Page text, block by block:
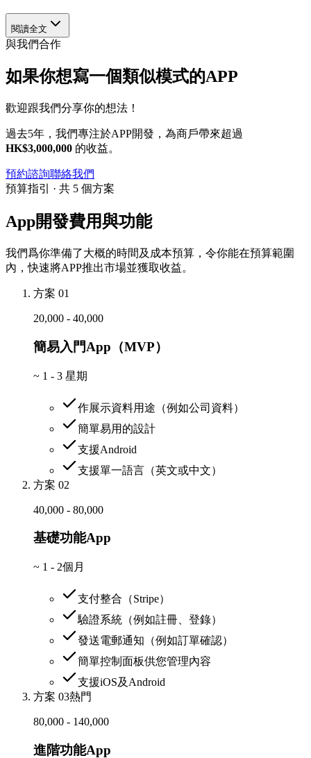
閱讀全文
與我們合作
如果你想寫一個類似模式的APP
歡迎跟我們分享你的想法！
過去5年，我們專注於APP開發，為商戶帶來超過
HK$3,000,000 的收益。
預約諮詢聯絡我們
預算指引 · 共 5 個方案
App開發費用與功能
我們爲你準備了大概的時間及成本預算，令你能在預算範圍
內，快速將APP推出市場並獲取收益。
方案 01
20,000 - 40,000
簡易入門App（MVP）
~ 1 - 3 星期
作展示資料用途（例如公司資料）
簡單易用的設計
支援Android
支援單一語言（英文或中文）
方案 02
40,000 - 80,000
基礎功能App
~ 1 - 2個月
支付整合（Stripe）
驗證系統（例如註冊、登錄）
發送電郵通知（例如訂單確認）
簡單控制面板供您管理內容
支援iOS及Android
方案 03熱門
80,000 - 140,000
進階功能App